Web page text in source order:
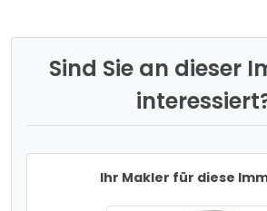
Sind Sie an dieser
Ihr Makler für diese